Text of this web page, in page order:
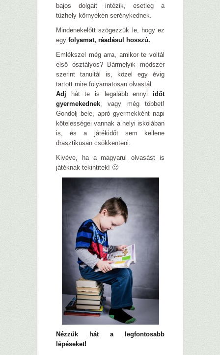
bajos dolgait intézik, esetleg a
tűzhely környékén serénykednek.
Mindenekelőtt szögezzük le, hogy ez
egy folyamat, ráadásul hosszú.
Emlékszel még arra, amikor te voltál
első osztályos? Bármelyik módszer
szerint tanultál is, közel egy évig
tartott mire folyamatosan olvastál.
Adj hát te is legalább ennyi időt
gyermekednek, vagy még többet!
Gondolj bele, apró gyermekként napi
kötelességei vannak a helyi iskolában
is, és a játékidőt sem kellene
drasztikusan csökkenteni.
Kivéve, ha a magyarul olvasást is
játéknak tekintitek! 🙂
Nézzük hát a legfontosabb
lépéseket!